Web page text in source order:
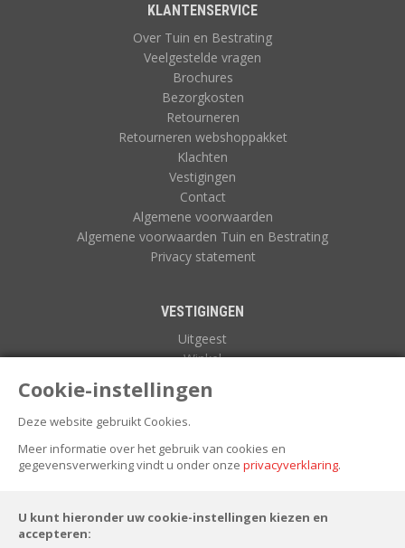
Cookie-instellingen
Deze website gebruikt Cookies.
Meer informatie over het gebruik van cookies en
gegevensverwerking vindt u onder onze privacyverklaring.
U kunt hieronder uw cookie-instellingen kiezen en
accepteren:
KLANTENSERVICE
Over Tuin en Bestrating
Veelgestelde vragen
Brochures
Bezorgkosten
Retourneren
Retourneren webshoppakket
Klachten
Vestigingen
Contact
Algemene voorwaarden
Algemene voorwaarden Tuin en Bestrating
Privacy statement
VESTIGINGEN
Uitgeest
Winkel